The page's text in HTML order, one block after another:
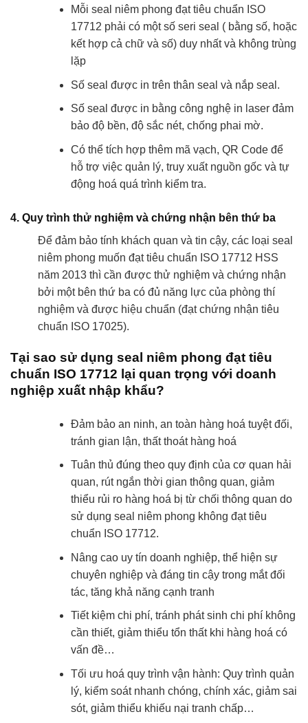
Mỗi seal niêm phong đạt tiêu chuẩn ISO
17712 phải có một số seri seal ( bằng số, hoặc
kết hợp cả chữ và số) duy nhất và không trùng
lặp
Số seal được in trên thân seal và nắp seal.
Số seal được in bằng công nghệ in laser đảm
bảo độ bền, độ sắc nét, chống phai mờ.
Có thể tích hợp thêm mã vạch, QR Code để
hỗ trợ việc quản lý, truy xuất nguồn gốc và tự
động hoá quá trình kiểm tra.
4. Quy trình thử nghiệm và chứng nhận bên thứ ba
Để đảm bảo tính khách quan và tin cậy, các loại seal
niêm phong muốn đạt tiêu chuẩn ISO 17712 HSS
năm 2013 thì cần được thử nghiệm và chứng nhận
bởi một bên thứ ba có đủ năng lực của phòng thí
nghiệm và được hiệu chuẩn (đạt chứng nhận tiêu
chuẩn ISO 17025).
Tại sao sử dụng seal niêm phong đạt tiêu
chuẩn ISO 17712 lại quan trọng với doanh
nghiệp xuất nhập khẩu?
Đảm bảo an ninh, an toàn hàng hoá tuyệt đối,
tránh gian lận, thất thoát hàng hoá
Tuân thủ đúng theo quy định của cơ quan hải
quan, rút ngắn thời gian thông quan, giảm
thiểu rủi ro hàng hoá bị từ chối thông quan do
sử dụng seal niêm phong không đạt tiêu
chuẩn ISO 17712.
Nâng cao uy tín doanh nghiệp, thể hiện sự
chuyên nghiệp và đáng tin cậy trong mắt đối
tác, tăng khả năng cạnh tranh
Tiết kiệm chi phí, tránh phát sinh chi phí không
cần thiết, giảm thiểu tổn thất khi hàng hoá có
vấn đề…
Tối ưu hoá quy trình vận hành: Quy trình quản
lý, kiểm soát nhanh chóng, chính xác, giảm sai
sót, giảm thiểu khiếu nại tranh chấp…